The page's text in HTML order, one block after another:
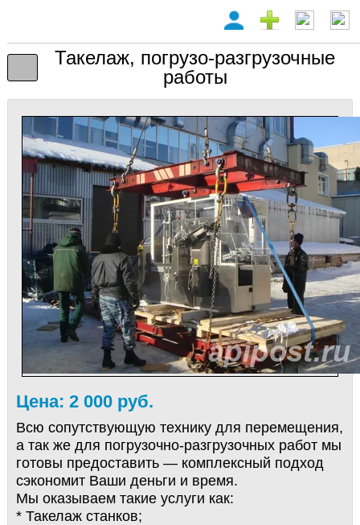
Такелаж, погрузо-разгрузочные
работы
Цена: 2 000 руб.
Всю сопутствующую технику для перемещения,
а так же для погрузочно-разгрузочных работ мы
готовы предоставить — комплексный подход
сэкономит Ваши деньги и время.
Мы оказываем такие услуги как:
* Такелаж станков;